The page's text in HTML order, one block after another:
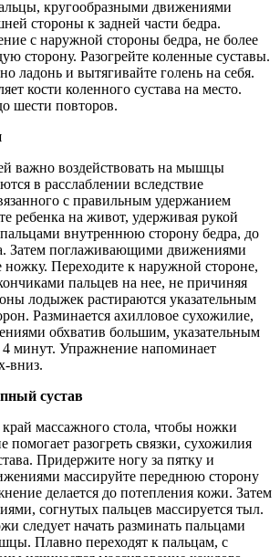
кругообразными движениями
стороны к задней части бедра.
с наружной стороны бедра, не более
сторону. Разогрейте коленные суставы.
ладонь и вытягивайте голень на себя.
кости коленного сустава на место.
шести повторов.
важно воздействовать на мышцы
в расслаблении вследствие
с правильным удержанием
ребенка на живот, удерживая рукой
внутреннюю сторону бедра, до
Затем поглаживающими движениями
ножку. Переходите к наружной стороне,
пальцев на нее, не причиняя
лодыжек растираются указательным
Разминается ахилловое сухожилие,
обхватив большим, указательным
4 минут. Упражнение напоминает
вниз.
сустав
край массажного стола, чтобы ножки
помогает разогреть связки, сухожилия
Придержите ногу за пятку и
массируйте переднюю сторону
делается до потепления кожи. Затем
согнутых пальцев массируется тыл.
следует начать разминать пальцами
Плавно переходят к пальцам, с